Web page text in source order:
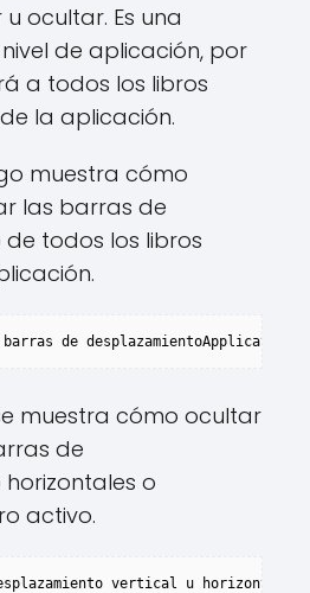
ocultar. Es una
de aplicación, por
a todos los libros
la aplicación.
muestra cómo
las barras de
todos los libros
de
muestra cómo ocultar
de
o
activo.
vertical u horizontal